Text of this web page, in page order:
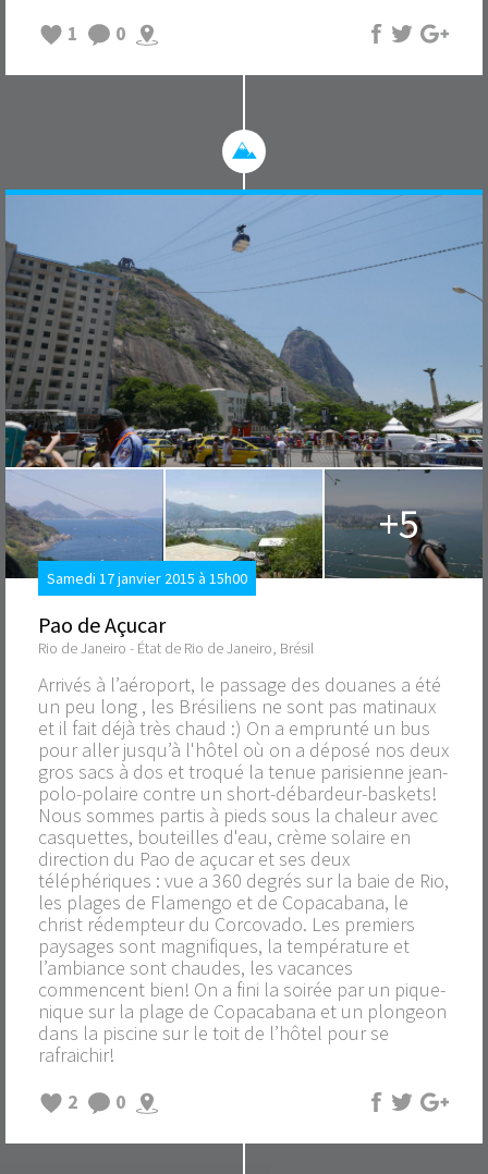
1
0
+5
Samedi 17 janvier 2015 à 15h00
Pao de Açucar
Rio de Janeiro - État de Rio de Janeiro, Brésil
Arrivés à l’aéroport, le passage des douanes a été
un peu long , les Brésiliens ne sont pas matinaux
et il fait déjà très chaud :) On a emprunté un bus
pour aller jusqu’à l'hôtel où on a déposé nos deux
gros sacs à dos et troqué la tenue parisienne jean-
polo-polaire contre un short-débardeur-baskets!
Nous sommes partis à pieds sous la chaleur avec
casquettes, bouteilles d'eau, crème solaire en
direction du Pao de açucar et ses deux
téléphériques : vue a 360 degrés sur la baie de Rio,
les plages de Flamengo et de Copacabana, le
christ rédempteur du Corcovado. Les premiers
paysages sont magnifiques, la température et
l’ambiance sont chaudes, les vacances
commencent bien! On a fini la soirée par un pique-
nique sur la plage de Copacabana et un plongeon
dans la piscine sur le toit de l’hôtel pour se
rafraichir!
2
0